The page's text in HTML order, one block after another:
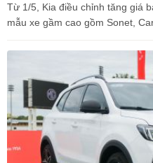
Từ 1/5, Kia điều chỉnh tăng giá
mẫu xe gầm cao gồm Sonet,